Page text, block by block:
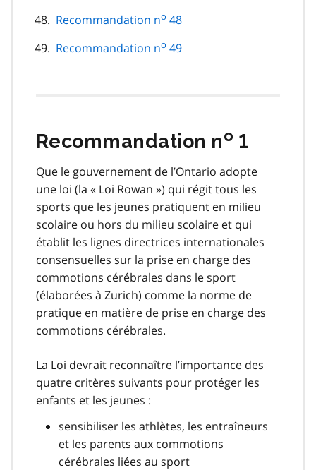
Recommandation no 48
Recommandation no 49
Recommandation no 1
Que le gouvernement de l’Ontario adopte
une loi (la « Loi Rowan ») qui régit tous les
sports que les jeunes pratiquent en milieu
scolaire ou hors du milieu scolaire et qui
établit les lignes directrices internationales
consensuelles sur la prise en charge des
commotions cérébrales dans le sport
(élaborées à Zurich) comme la norme de
pratique en matière de prise en charge des
commotions cérébrales.
La Loi devrait reconnaître l’importance des
quatre critères suivants pour protéger les
enfants et les jeunes :
sensibiliser les athlètes, les entraîneurs
et les parents aux commotions
cérébrales liées au sport